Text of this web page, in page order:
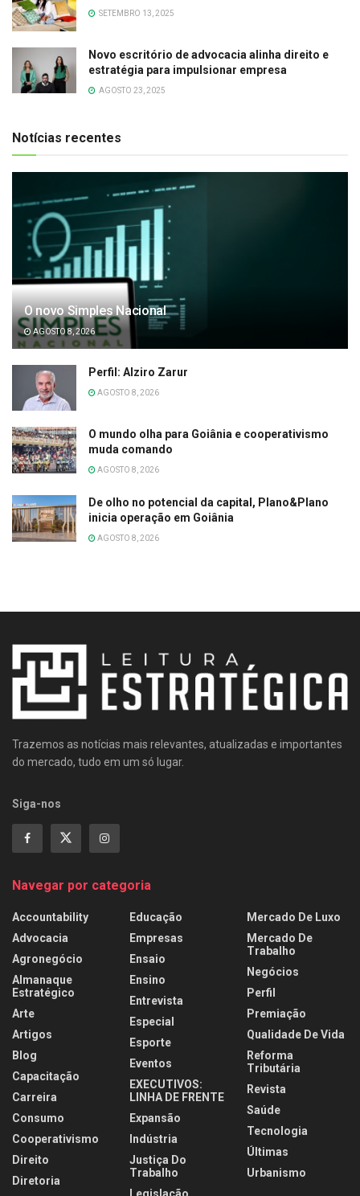
SETEMBRO 13, 2025
Novo escritório de advocacia alinha direito e
estratégia para impulsionar empresa
AGOSTO 23, 2025
Notícias recentes
O novo Simples Nacional
AGOSTO 8, 2026
Perfil: Alziro Zarur
AGOSTO 8, 2026
O mundo olha para Goiânia e cooperativismo
muda comando
AGOSTO 8, 2026
De olho no potencial da capital, Plano&Plano
inicia operação em Goiânia
AGOSTO 8, 2026
Trazemos as notícias mais relevantes, atualizadas e importantes
do mercado, tudo em um só lugar.
Siga-nos
Navegar por categoria
Accountability
Advocacia
Agronegócio
Almanaque
Estratégico
Arte
Artigos
Blog
Capacitação
Carreira
Consumo
Cooperativismo
Direito
Diretoria
Educação
Empresas
Ensaio
Ensino
Entrevista
Especial
Esporte
Eventos
EXECUTIVOS:
LINHA DE FRENTE
Expansão
Indústria
Justiça Do
Trabalho
Legislação
Mercado De Luxo
Mercado De
Trabalho
Negócios
Perfil
Premiação
Qualidade De Vida
Reforma
Tributária
Revista
Saúde
Tecnologia
Últimas
Urbanismo